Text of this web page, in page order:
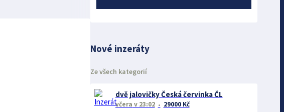
Nové inzeráty
Ze všech kategorií
dvě jalovičky Česká červinka ČL
včera v 23:02 29000 Kč